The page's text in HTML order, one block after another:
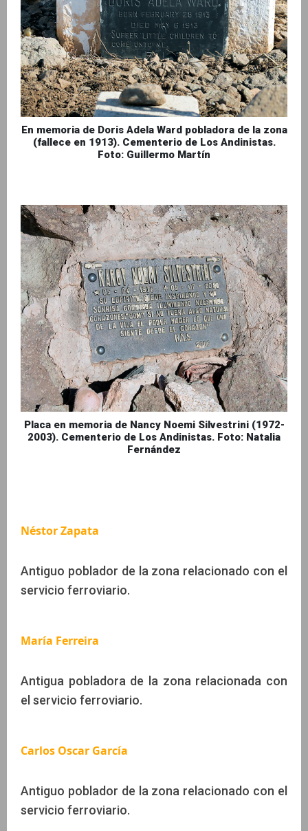
En memoria de Doris Adela Ward pobladora de la zona
(fallece en 1913). Cementerio de Los Andinistas.
Foto: Guillermo Martín
Placa en memoria de Nancy Noemi Silvestrini (1972-
2003). Cementerio de Los Andinistas. Foto: Natalia
Fernández
Néstor Zapata
Antiguo poblador de la zona relacionado con el
servicio ferroviario.
María Ferreira
Antigua pobladora de la zona relacionada con
el servicio ferroviario.
Carlos Oscar García
Antiguo poblador de la zona relacionado con el
servicio ferroviario.